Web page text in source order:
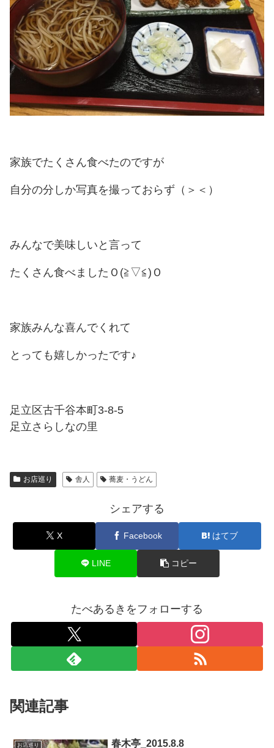
家族でたくさん食べたのですが
自分の分しか写真を撮っておらず（＞＜）
みんなで美味しいと言って
たくさん食べましたＯ(≧▽≦)Ｏ
家族みんな喜んでくれて
とっても嬉しかったです♪
足立区古千谷本町3-8-5
足立さらしなの里
お店巡り 舎人 蕎麦・うどん
シェアする
X Facebook はてブ
LINE コピー
たべあるきをフォローする
関連記事
お店巡り 春木亭_2015.8.8